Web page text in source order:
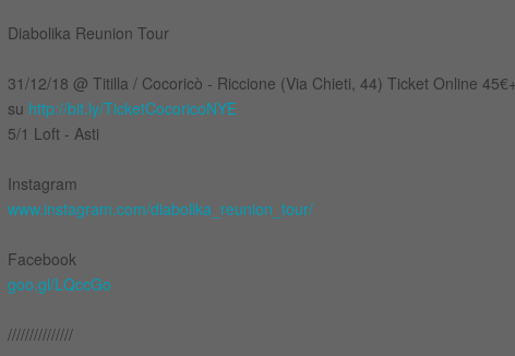
Diabolika Reunion Tour
31/12/18 @ Titilla / Cocoricò - Riccione (Via Chieti, 44) Ticket Online
su http://bit.ly/TicketCocoricoNYE
5/1 Loft - Asti
Instagram
www.instagram.com/diabolika_reunion_tour/
Facebook
goo.gl/LQccGo
///////////////